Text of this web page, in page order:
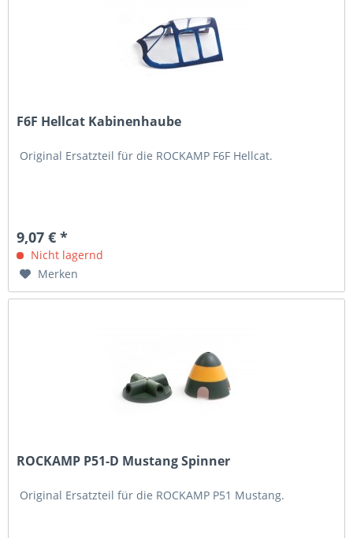
F6F Hellcat Kabinenhaube
Original Ersatzteil für die ROCKAMP F6F Hellcat.
9,07 € *
Nicht lagernd
Merken
ROCKAMP P51-D Mustang Spinner
Original Ersatzteil für die ROCKAMP P51 Mustang.